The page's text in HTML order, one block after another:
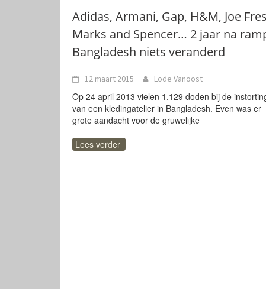
Adidas, Armani, Gap, H&M, Joe
Marks and Spencer… 2 jaar na
Bangladesh niets veranderd
12 maart 2015 Lode Vanoost
Op 24 april 2013 vielen 1.129 doden bij de
van een kledingatelier in Bangladesh. Even was er
grote aandacht voor de gruwelijke
Lees verder